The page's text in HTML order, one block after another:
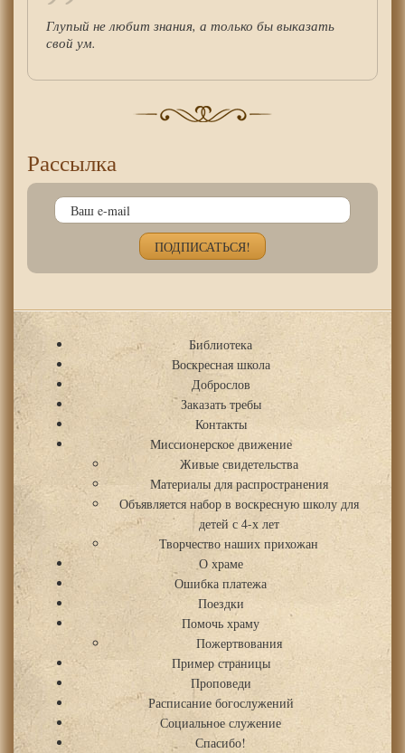
Глупый не любит знания, а только бы выказать
свой ум.
Рассылка
Библиотека
Воскресная школа
Доброслов
Заказать требы
Контакты
Миссионерское движение
Живые свидетельства
Материалы для распространения
Объявляется набор в воскресную школу для
детей с 4-х лет
Творчество наших прихожан
О храме
Ошибка платежа
Поездки
Помочь храму
Пожертвования
Пример страницы
Проповеди
Расписание богослужений
Социальное служение
Спасибо!